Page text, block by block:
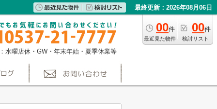
最終更新：2026年08月06日
00件
最近見た物件
00件
検討リスト
水曜店休・GW・年末年始・夏季休業等